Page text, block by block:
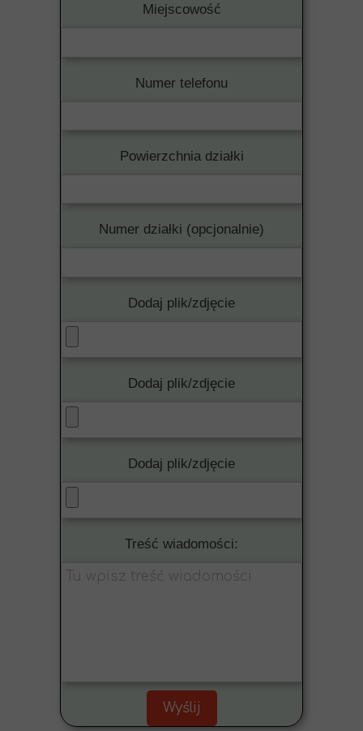
Miejscowość
Numer telefonu
Powierzchnia działki
Numer działki (opcjonalnie)
Dodaj plik/zdjęcie
Dodaj plik/zdjęcie
Dodaj plik/zdjęcie
Treść wiadomości:
Wyślij